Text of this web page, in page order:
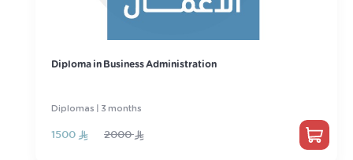
Diploma in Business Administration
Diplomas | 3 months
1500 2000